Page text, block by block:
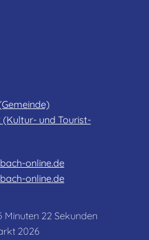
(Kultur- und Tourist-
online.de
online.de
Minuten 22 Sekunden
2026